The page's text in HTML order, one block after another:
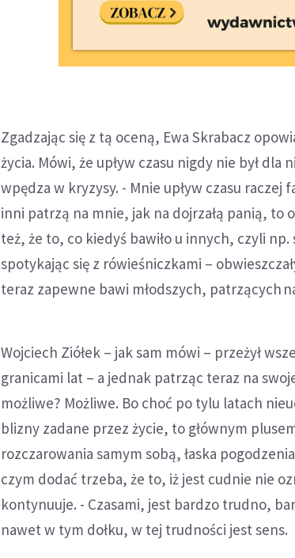
Zgadzając się z tą oceną, Ewa Skrabacz
życia. Mówi, że upływ czasu nigdy nie był
wpędza w kryzysy. - Mnie upływ czasu
inni patrzą na mnie, jak na dojrzałą panią, to
też, że to, co kiedyś bawiło u innych, czyli
spotykając się z rówieśniczkami –
teraz zapewne bawi młodszych, patrzących
Wojciech Ziółek – jak sam mówi – przeżył
granicami lat – a jednak patrząc teraz na
możliwe? Możliwe. Bo choć po tylu latach
blizny zadane przez życie, to głównym
rozczarowania samym sobą, łaska
czym dodać trzeba, że to, iż jest cudnie nie
kontynuuje. - Czasami, jest bardzo trudno,
nawet w tym dołku, w tej trudności jest sens.